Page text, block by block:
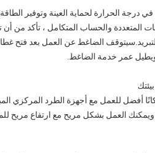
ويطيل عمر خدمة الضاغط.
العمل بشكل مريح مع ارتفاع مريح